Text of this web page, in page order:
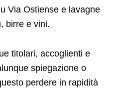
Via Ostiense e lavagne
birre e vini.
titolari, accoglienti e
spiegazione o
perdere in rapidità